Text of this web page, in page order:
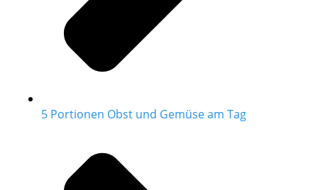
5 Portionen Obst und Gemüse am Tag